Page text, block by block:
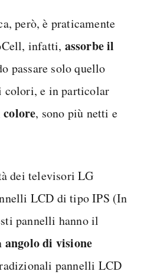
però, è praticamente
infatti, assorbe il
passare solo quello
colori, e in particolar
, sono più netti e
dei televisori LG
LCD di tipo IPS (In
pannelli hanno il
angolo di visione
pannelli LCD